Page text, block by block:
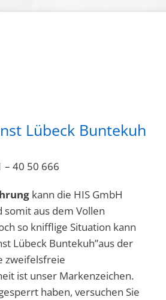
Lübeck Buntekuh
– 40 50 666
kann die HIS GmbH
somit aus dem Vollen
so knifflige Situation kann
Lübeck Buntekuh”aus der
zweifelsfreie
ist unser Markenzeichen.
haben, versuchen Sie